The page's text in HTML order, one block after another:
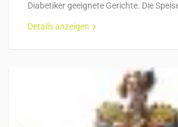
Diabetiker geeignete Gerichte. Die
Details anzeigen